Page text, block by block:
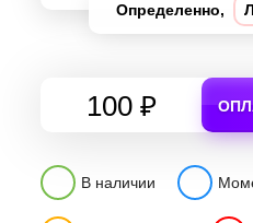
Определенно,
100 ₽
В наличии